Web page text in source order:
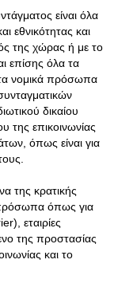
είναι όλα
εθνικότητας και
της χώρας ή με το
επίσης όλα τα
νομικά πρόσωπα
δικαίου
της επικοινωνίας
όπως είναι για
της κρατικής
πρόσωπα όπως για
εταιρίες
της προστασίας
και το